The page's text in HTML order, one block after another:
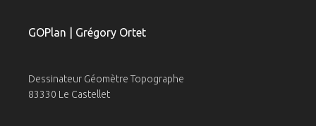
GOPlan | Grégory Ortet
Dessinateur Géomètre Topographe
83330 Le Castellet